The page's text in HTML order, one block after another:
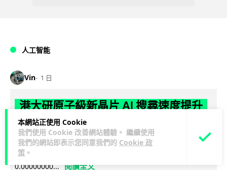
本網站正使用 Cookie
我們使用 Cookie 改善網站體驗。 繼續使用
我們的網站即表示您同意我們的 Cookie 政
策 。
人工智能
Vin 1 日
港大研原子級新晶片 AI 搜尋速度提升
一億倍 手機人臉識別免上雲端
香港大學團隊成功研發原子級厚度的「模擬存內搜尋」晶片，
比傳統 CPU 搜尋速度快約 1 億倍，延遲低至 36 皮秒（即
0.00000000... 閱讀全文